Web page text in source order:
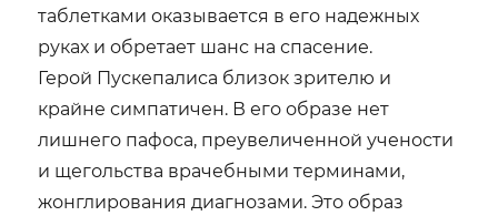
таблетками оказывается в его надежных
руках и обретает шанс на спасение.
Герой Пускепалиса близок зрителю и
крайне симпатичен. В его образе нет
лишнего пафоса, преувеличенной учености
и щегольства врачебными терминами,
жонглирования диагнозами. Это образ